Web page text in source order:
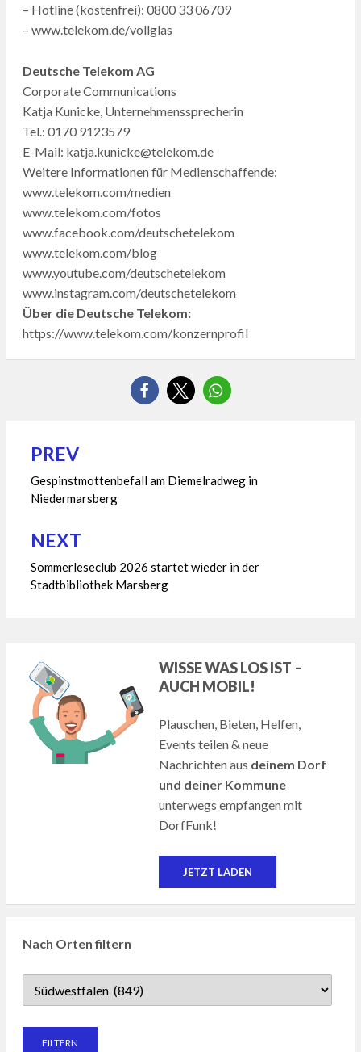
– Hotline (kostenfrei): 0800 33 06709
– www.telekom.de/vollglas
Deutsche Telekom AG
Corporate Communications
Katja Kunicke, Unternehmenssprecherin
Tel.: 0170 9123579
E-Mail: katja.kunicke@telekom.de
Weitere Informationen für Medienschaffende:
www.telekom.com/medien
www.telekom.com/fotos
www.facebook.com/deutschetelekom
www.telekom.com/blog
www.youtube.com/deutschetelekom
www.instagram.com/deutschetelekom
Über die Deutsche Telekom:
https://www.telekom.com/konzernprofil
Beitragsnavigation
PREV
Gespinstmottenbefall am Diemelradweg in
Niedermarsberg
NEXT
Sommerleseclub 2026 startet wieder in der
Stadtbibliothek Marsberg
WISSE WAS LOS IST –
AUCH MOBIL!
Plauschen, Bieten, Helfen,
Events teilen & neue
Nachrichten aus deinem Dorf
und deiner Kommune
unterwegs empfangen mit
DorfFunk!
JETZT LADEN
Nach Orten filtern